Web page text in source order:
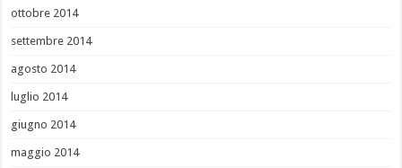
ottobre 2014
settembre 2014
agosto 2014
luglio 2014
giugno 2014
maggio 2014